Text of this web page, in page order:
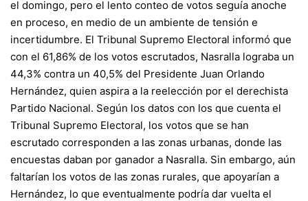
el domingo, pero el lento conteo de votos seguía anoche
en proceso, en medio de un ambiente de tensión e
incertidumbre. El Tribunal Supremo Electoral informó que
con el 61,86% de los votos escrutados, Nasralla lograba un
44,3% contra un 40,5% del Presidente Juan Orlando
Hernández, quien aspira a la reelección por el derechista
Partido Nacional. Según los datos con los que cuenta el
Tribunal Supremo Electoral, los votos que se han
escrutado corresponden a las zonas urbanas, donde las
encuestas daban por ganador a Nasralla. Sin embargo, aún
faltarían los votos de las zonas rurales, que apoyarían a
Hernández, lo que eventualmente podría dar vuelta el